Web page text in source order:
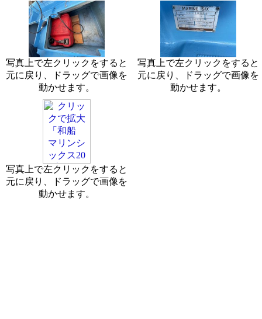
写真上で左クリックをすると
元に戻り、ドラッグで画像を
動かせます。
写真上で左クリックをすると
元に戻り、ドラッグで画像を
動かせます。
写真上で左クリックをすると
元に戻り、ドラッグで画像を
動かせます。